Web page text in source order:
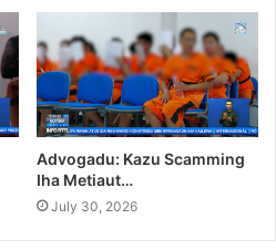
Advogadu: Kazu Scamming
Iha Metiaut…
July 30, 2026